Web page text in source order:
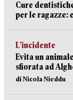
Cure
per le ragazze:
L’incidente
Evita un
sfiorata ad
di Nicola Nieddu